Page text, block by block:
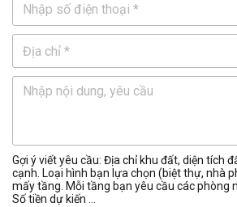
Gợi ý viết yêu cầu: Địa chỉ khu đất, diện tích
cạnh. Loại hình bạn lựa chọn (biệt thự, nhà
mấy tầng. Mỗi tầng bạn yêu cầu các phòng
Số tiền dự kiến ...